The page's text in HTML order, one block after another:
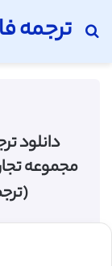
ترجمه فا
جستجو برای
دانلود